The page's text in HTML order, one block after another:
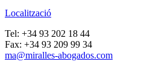
Localització
Tel: +34 93 202 18 44
Fax: +34 93 209 99 34
ma@miralles-abogados.com